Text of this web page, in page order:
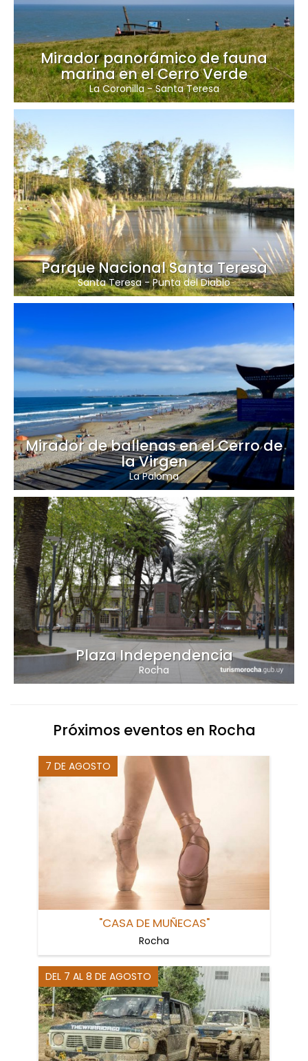
Mirador panorámico de fauna
marina en el Cerro Verde
La Coronilla-Santa Teresa
Parque Nacional Santa Teresa
Santa Teresa-Punta del Diablo
Mirador de ballenas en el Cerro de
la Virgen
La Paloma
Plaza Independencia
Rocha
Próximos eventos en Rocha
7 DE AGOSTO
"CASA DE MUÑECAS"
Rocha
DEL 7 AL 8 DE AGOSTO